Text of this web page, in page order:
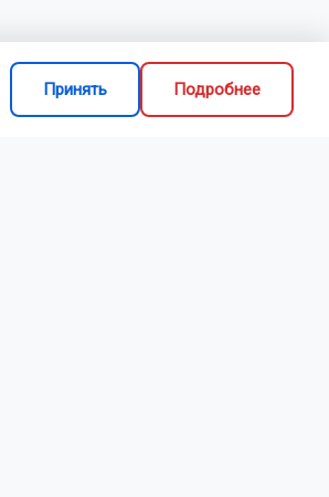
Принять Подробнее